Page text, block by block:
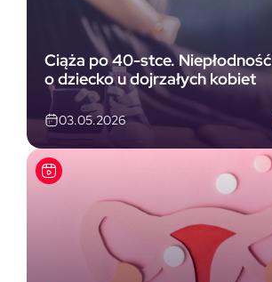
Ciąża po 40-stce.
o dziecko u dojrzałych kobiet
03.05.2026